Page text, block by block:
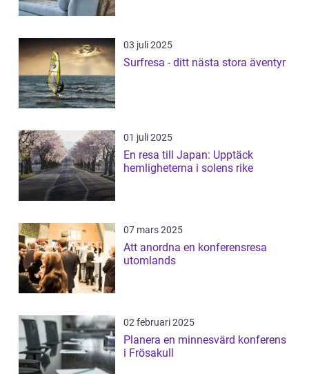
03 juli 2025
Surfresa - ditt nästa stora äventyr
01 juli 2025
En resa till Japan: Upptäck
hemligheterna i solens rike
07 mars 2025
Att anordna en konferensresa
utomlands
02 februari 2025
Planera en minnesvärd konferens
i Frösakull